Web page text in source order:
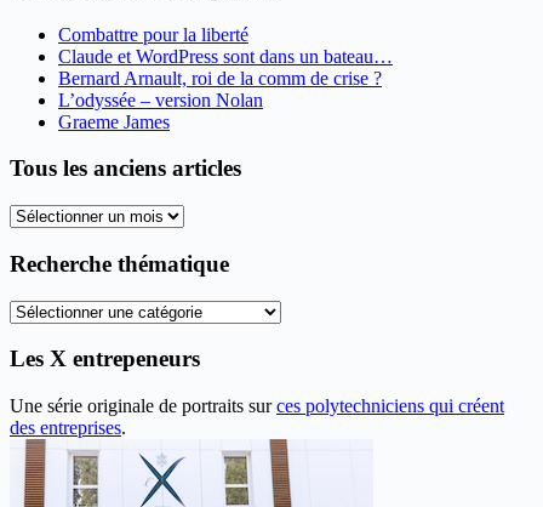
Combattre pour la liberté
Claude et WordPress sont dans un bateau…
Bernard Arnault, roi de la comm de crise ?
L’odyssée – version Nolan
Graeme James
Tous les anciens articles
Tous
anciens
Recherche thématique
Recherche
Les X entrepeneurs
Une série originale de portraits surces polytechniciens qui créent
des entreprises.